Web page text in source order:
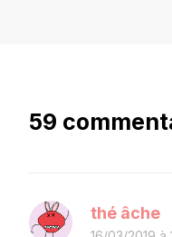
59
thé âche